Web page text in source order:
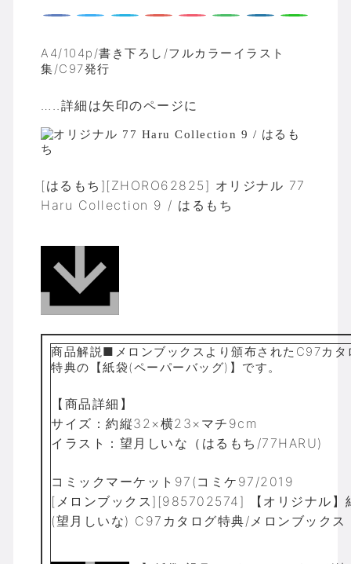
A4/104p/書き下ろし/フルカラーイラスト
集/C97発行
…..詳細は矢印のページに
[はるもち][ZHORO62825] オリジナル 77
Haru Collection 9 / はるもち
商品解説■メロンブックスより頒布されたC97カタ
特典の【紙袋(ペーパーバッグ)】です。
【商品詳細】
サイズ：約縦32×横23×マチ9cm
イラスト：望月しいな（はるもち/77HARU)
コミックマーケット97(コミケ97/2019
[メロンブックス][985702574] 【オリジナル】
(望月しいな) C97カタログ特典/メロンブックス